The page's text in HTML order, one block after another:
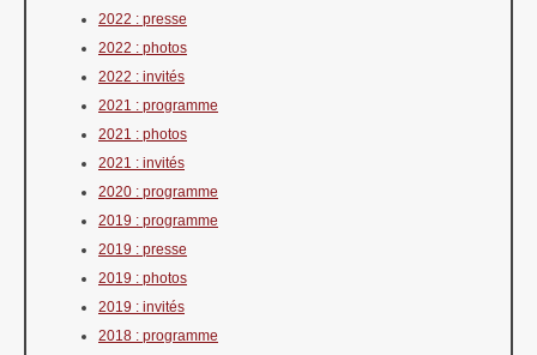
2022 : presse
2022 : photos
2022 : invités
2021 : programme
2021 : photos
2021 : invités
2020 : programme
2019 : programme
2019 : presse
2019 : photos
2019 : invités
2018 : programme